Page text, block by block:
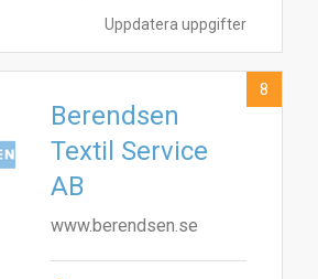
Uppdatera uppgifter
Berendsen
Textil Service
AB
www.berendsen.se
8